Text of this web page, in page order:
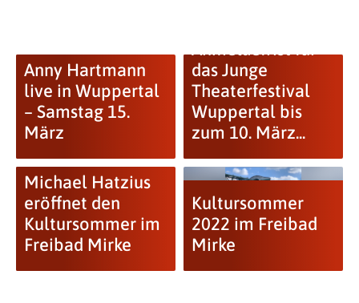
Anny Hartmann
live in Wuppertal
– Samstag 15.
März
das Junge
Theaterfestival
Wuppertal bis
zum 10. März...
Michael Hatzius
eröffnet den
Kultursommer im
Freibad Mirke
Kultursommer
2022 im Freibad
Mirke